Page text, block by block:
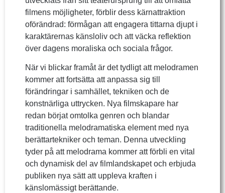
filmens möjligheter, förblir dess kärnattraktion
oförändrad: förmågan att engagera tittarna djupt i
karaktärernas känsloliv och att väcka reflektion
över dagens moraliska och sociala frågor.
När vi blickar framåt är det tydligt att melodramen
kommer att fortsätta att anpassa sig till
förändringar i samhället, tekniken och de
konstnärliga uttrycken. Nya filmskapare har
redan börjat omtolka genren och blandar
traditionella melodramatiska element med nya
berättartekniker och teman. Denna utveckling
tyder på att melodrama kommer att förbli en vital
och dynamisk del av filmlandskapet och erbjuda
publiken nya sätt att uppleva kraften i
känslomässigt berättande.